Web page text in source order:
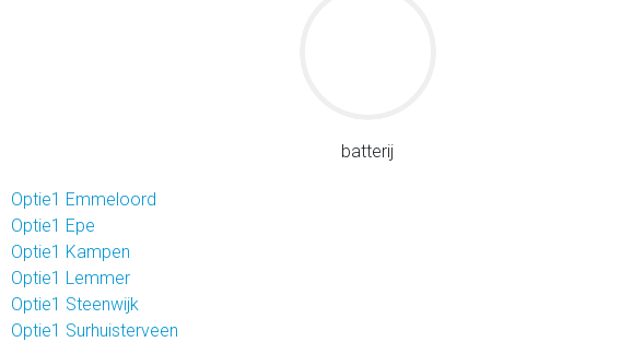
batterij
Optie1 Emmeloord
Optie1 Epe
Optie1 Kampen
Optie1 Lemmer
Optie1 Steenwijk
Optie1 Surhuisterveen